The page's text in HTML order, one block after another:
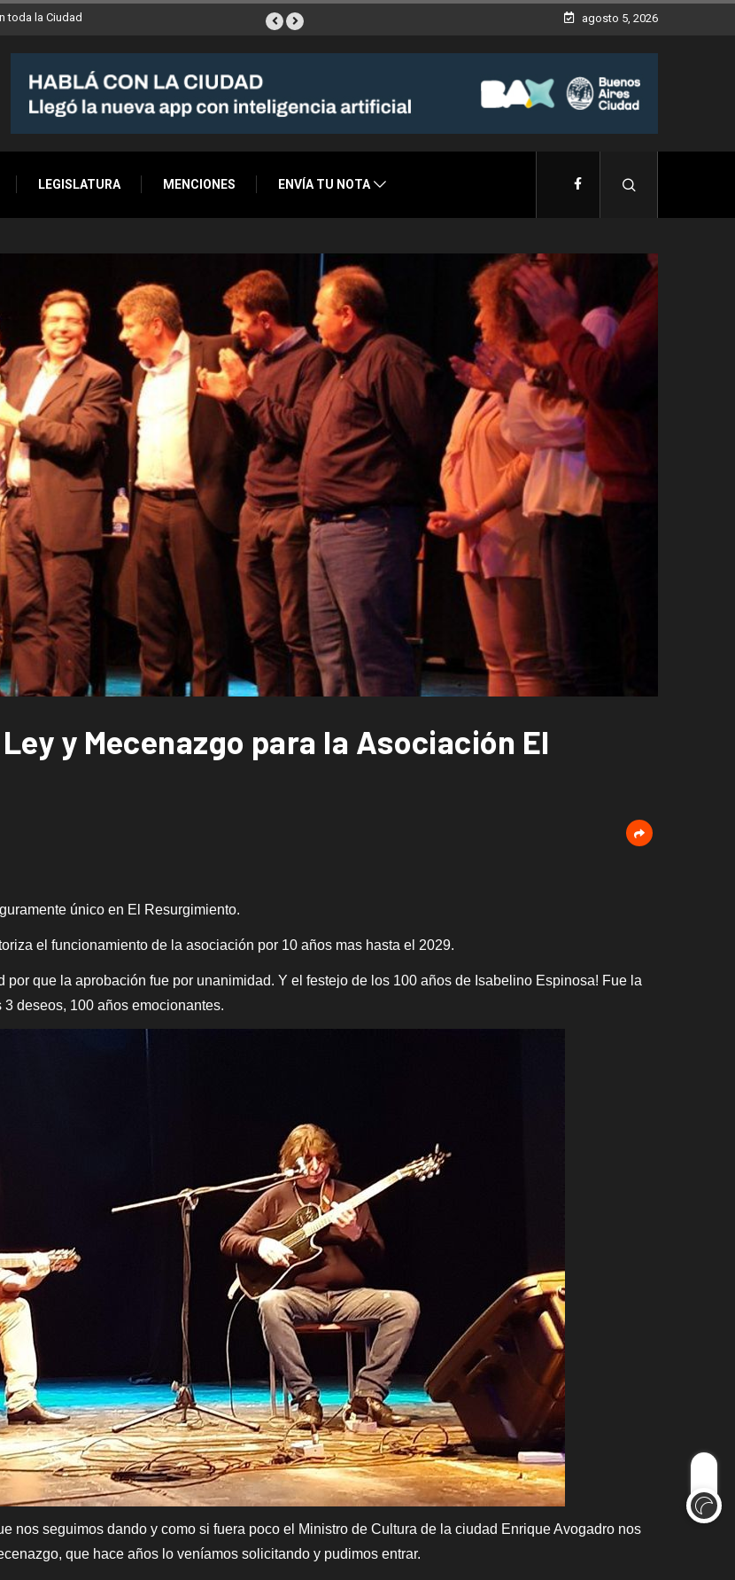
agosto 5, 2026
LEGISLATURA MENCIONES ENVÍA TU NOTA
y Mecenazgo para la Asociación El
único en El Resurgimiento.
el funcionamiento de la asociación por 10 años mas hasta el 2029.
que la aprobación fue por unanimidad. Y el festejo de los 100 años de Isabelino Espinosa! Fue la
deseos, 100 años emocionantes.
nos seguimos dando y como si fuera poco el Ministro de Cultura de la ciudad Enrique Avogadro nos
que hace años lo veníamos solicitando y pudimos entrar.